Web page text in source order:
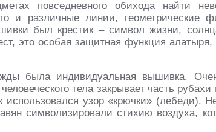
повседневного обихода найти
и различные линии, геометрические
был крестик – символ жизни,
это особая защитная функция
была индивидуальная вышивка.
тела закрывает часть
узор «крючки» (лебеди).
символизировали стихию воздуха,